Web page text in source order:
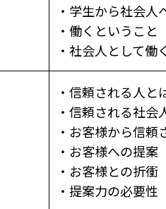
・学生から社会
・働くというこ
・社会人として働
・信頼される人
・信頼される社会
・お客様から信頼
・お客様への提案
・お客様との折衝
・提案力の必要性